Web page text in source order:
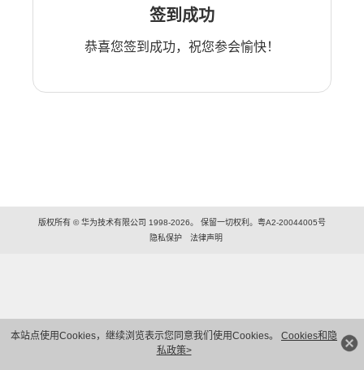
本站点使用Cookies，继续浏览表示您同意我们使用Cookies。 Cookies和隐
私政策>
签到成功
恭喜您签到成功，祝您参会愉快！
版权所有 © 华为技术有限公司 1998-2026。 保留一切权利。粤A2-20044005号
隐私保护
法律声明